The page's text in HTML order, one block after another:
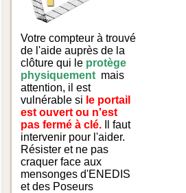
Votre compteur à trouvé
de l'aide auprès de la
clôture qui le protège
physiquement mais
attention, il est
vulnérable si le portail
est ouvert ou n'est
pas fermé à clé. Il faut
intervenir pour l'aider.
Résister et ne pas
craquer face aux
mensonges d'ENEDIS
et des Poseurs